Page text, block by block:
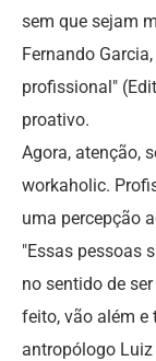
sem que sejam
Fernando
profissional"
proativo.
Agora, atenção,
workaholic.
uma percepção
"Essas pessoas
no sentido de
feito, vão além e
antropólogo